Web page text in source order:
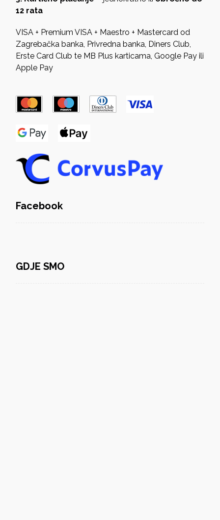
12 rata
VISA + Premium VISA + Maestro + Mastercard od
Zagrebačka banka, Privredna banka, Diners Club,
Erste Card Club te MB Plus karticama, Google Pay ili
Apple Pay
Facebook
GDJE SMO